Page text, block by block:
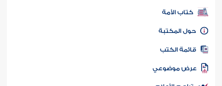
كتب PDF
كتاب الأمة
المكتبة
الكتب